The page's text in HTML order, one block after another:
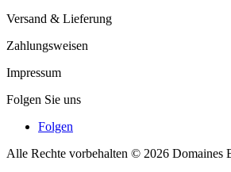
Versand & Lieferung
Zahlungsweisen
Impressum
Folgen Sie uns
Folgen
Alle Rechte vorbehalten © 2026 Domaines